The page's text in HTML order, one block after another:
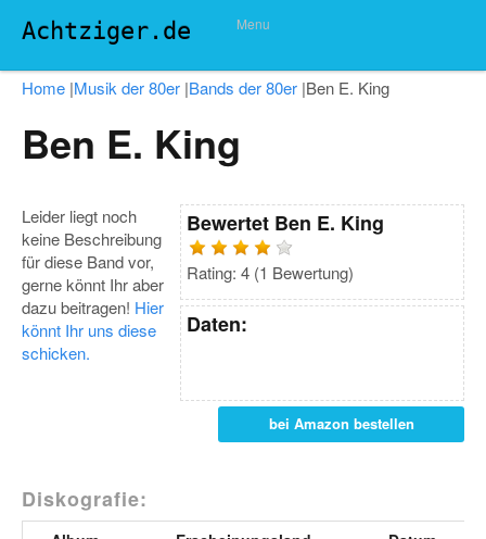
Achtziger.de Menu
Home |Musik der 80er |Bands der 80er |Ben E. King
Ben E. King
Bewertet Ben E. King
Rating: 4 (1 Bewertung)
Daten:
bei Amazon bestellen
Leider liegt noch
keine Beschreibung
für diese Band vor,
gerne könnt Ihr aber
dazu beitragen! Hier
könnt Ihr uns diese
schicken.
Diskografie: